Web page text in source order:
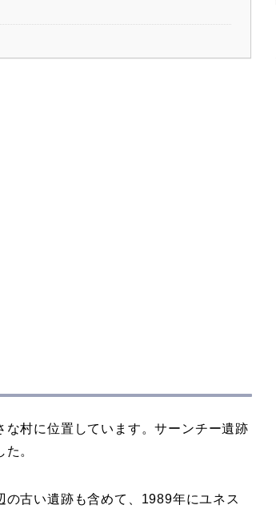
村に位置しています。サーンチー遺跡
。
古い遺跡も含めて、1989年にユネス